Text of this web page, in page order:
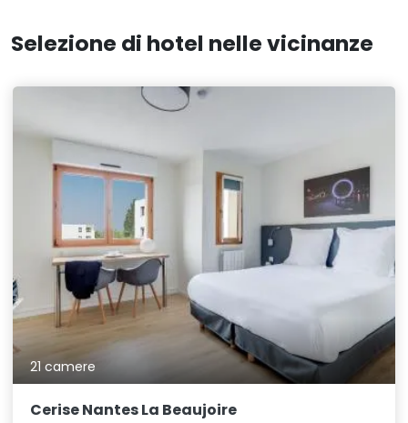
Selezione di hotel nelle vicinanze
21 camere
Cerise Nantes La Beaujoire